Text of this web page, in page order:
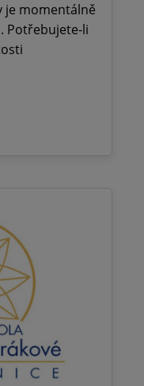
je momentálně
Potřebujete-li